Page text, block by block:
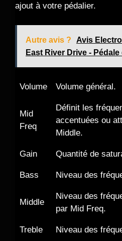
ajout à votre pédalier.
Autre avis ?
Avis
East River Drive -
Volume Volume général.
Mid
Freq
Définit les
accentuées ou
Middle.
Gain Quantité de
Bass Niveau des
Middle
Niveau des
par Mid Freq.
Treble Niveau des